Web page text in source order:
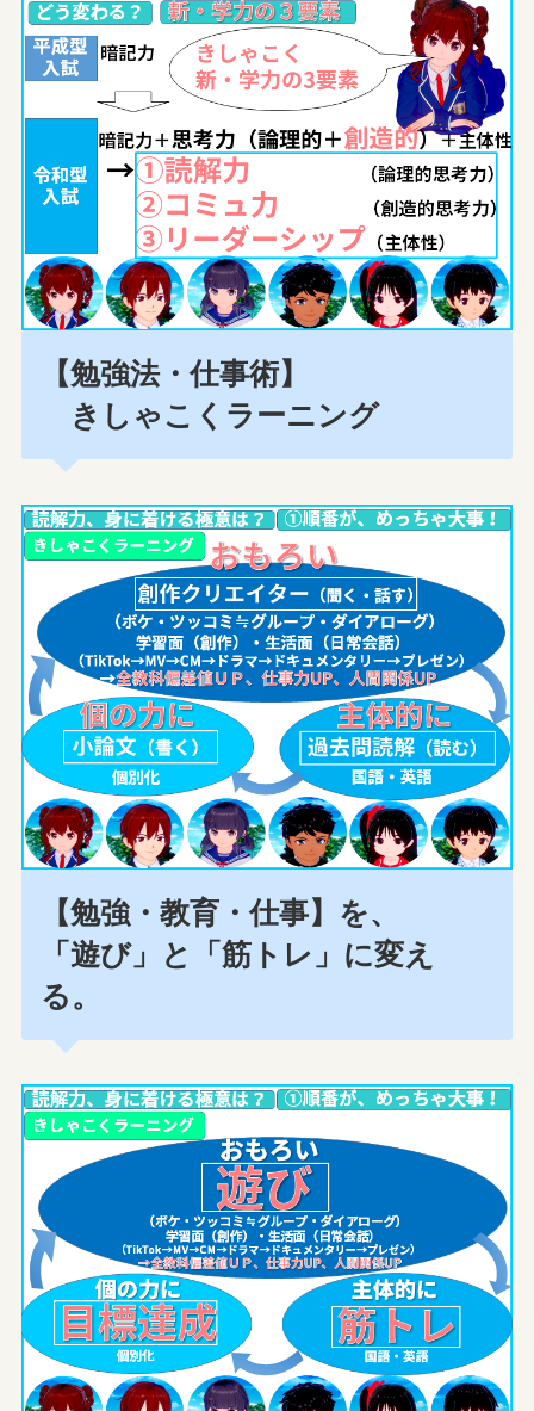
【勉強法・仕事術】
きしゃこくラーニング
【勉強・教育・仕事】を、
「遊び」と「筋トレ」に変え
る。